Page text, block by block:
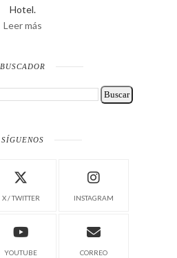
Hotel.
Leer más
BUSCADOR
SÍGUENOS
X / TWITTER INSTAGRAM
YOUTUBE CORREO